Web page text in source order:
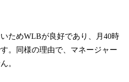
ためWLBが良好であり、月40時
。同様の理由で、マネージャー
。